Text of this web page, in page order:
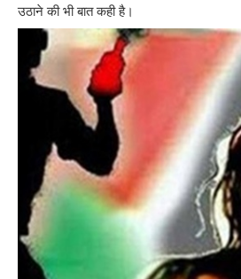
उठाने की भी बात कही है।